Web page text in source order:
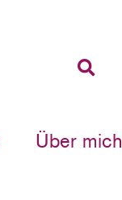
Über mich